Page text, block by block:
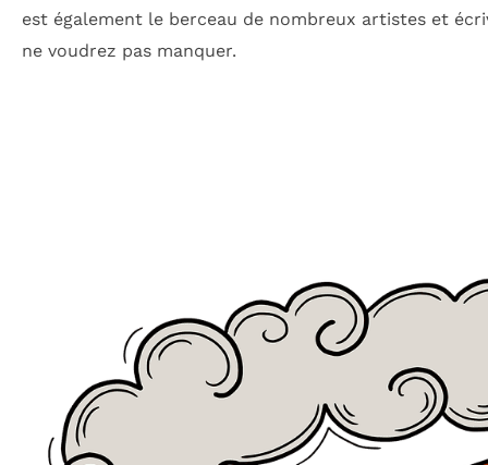
est également le berceau de nombreux artistes et
ne voudrez pas manquer.